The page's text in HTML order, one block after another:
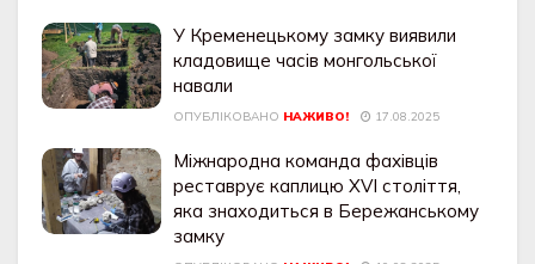
У Кременецькому замку виявили
кладовище часів монгольської
навали
ОПУБЛІКОВАНО НАЖИВО! 17.08.2025
Міжнародна команда фахівців
реставрує каплицю XVI століття,
яка знаходиться в Бережанському
замку